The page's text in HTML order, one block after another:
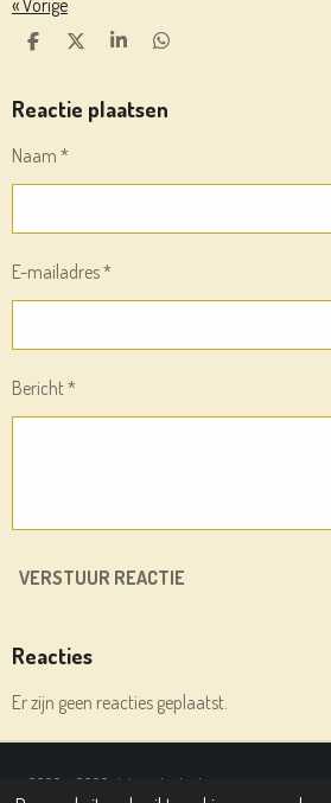
D
E
N
D
L
S
R
E
D
E
N
Reactie plaatsen
Naam *
E-mailadres *
Bericht *
VERSTUUR REACTIE
Reacties
Er zijn geen reacties geplaatst.
© 2020 - 2026 deleesplank.nl